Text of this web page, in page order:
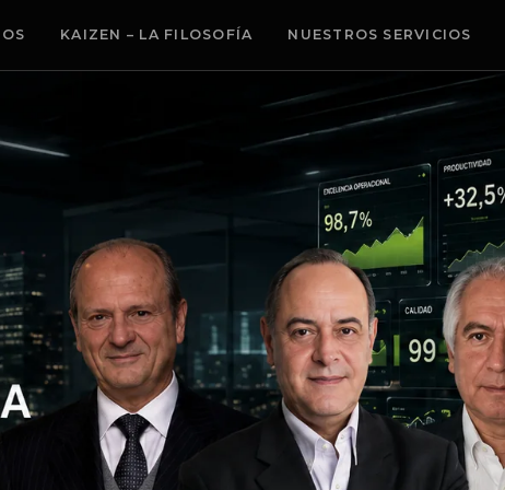
KAIZEN – LA FILOSOFÍA NUESTROS SERVICIOS
seguridad y nivel de servicio mediante Lean Kaizen